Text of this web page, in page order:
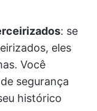
: se
eles
Você
segurança
histórico